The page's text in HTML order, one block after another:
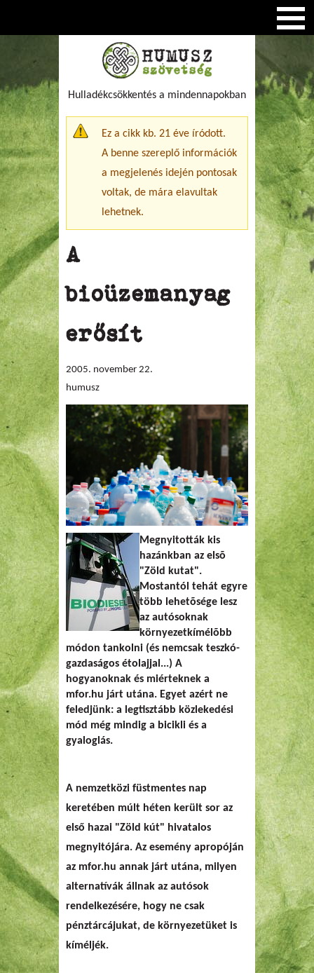
Hulladékcsökkentés a mindennapokban
Figyelmeztető üzenet
Ez a cikk kb. 21 éve íródott.
A benne szereplő információk
a megjelenés idején pontosak
voltak, de mára elavultak
lehetnek.
A
bioüzemanyag
erősít
2005. november 22.
humusz
Megnyitották kis
hazánkban az elsõ
"Zöld kutat".
Mostantól tehát egyre
több lehetõsége lesz
az autósoknak
környezetkímélõbb
módon tankolni (és nemcsak teszkó-
gazdaságos étolajjal...) A
hogyanoknak és miérteknek a
mfor.hu járt utána. Egyet azért ne
feledjünk: a legtisztább közlekedési
mód még mindig a bicikli és a
gyaloglás.
A nemzetközi füstmentes nap
keretében múlt héten került sor az
első hazai "Zöld kút" hivatalos
megnyitójára. Az esemény apropóján
az mfor.hu annak járt utána, milyen
alternatívák állnak az autósok
rendelkezésére, hogy ne csak
pénztárcájukat, de környezetüket is
kíméljék.